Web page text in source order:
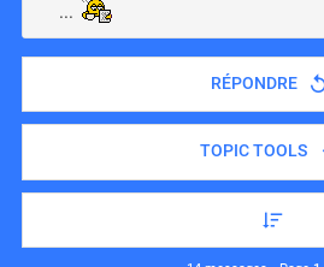
...
RÉPONDRE
TOPIC TOOLS